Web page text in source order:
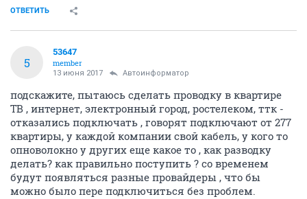
ОТВЕТИТЬ
5
53647
member
13 июня 2017 Автоинформатор
подскажите, пытаюсь сделать проводку в квартире
ТВ , интернет, электронный город, ростелеком, ттк -
отказались подключать , говорят подключают от 277
квартиры, у каждой компании свой кабель, у кого то
опноволокно у других еще какое то , как разводку
делать? как правильно поступить ? со временем
будут появляться разные провайдеры , что бы
можно было пере подключиться без проблем.